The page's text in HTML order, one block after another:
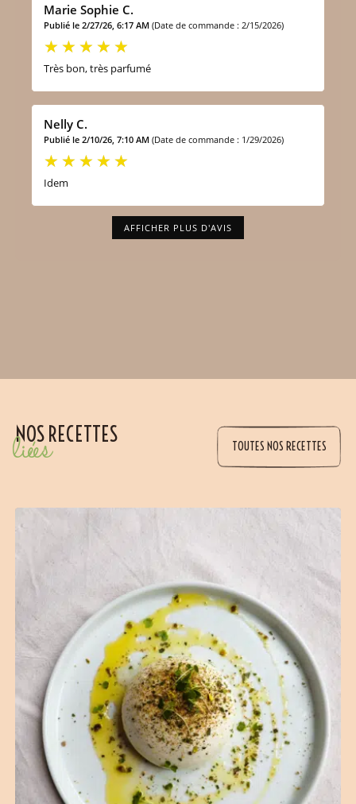
Marie Sophie C.
Publié le 2/27/26, 6:17 AM (Date de commande : 2/15/2026)
Très bon, très parfumé
Nelly C.
Publié le 2/10/26, 7:10 AM (Date de commande : 1/29/2026)
Idem
AFFICHER PLUS D'AVIS
NOS RECETTES
liées TOUTES NOS RECETTES